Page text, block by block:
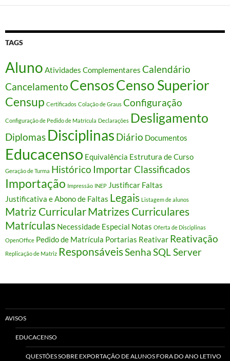
TAGS
Aluno Atividades Complementares Calendário
Cancelamento CensosCenso Superior
Censup Certificados Colação de Graus Configuração
Configuração de Pedido de Matrícula Declarações Desligamento
Diplomas Disciplinas Diário Documentos
Educacenso Equivalência Estrutura de Curso
Geração de Turma Histórico Importar Classificados
Importação Impressão INEP Justificar Faltas
Justificativa e Abono de Faltas Legais Listagem de alunos
Matriz CurricularMatrizes Curriculares
Matrículas Necessidade Especial Notas Oferta de Disciplinas
OpenOffice Pedido de Matrícula Portarias Reativar Reativação
Replicação de Matriz ResponsáveisSenhaSQL Server
AVISOS
EDUCACENSO
QUESTÕES SOBRE EXPORTAÇÃO DE ALUNOS FORA DO ANO LETIVO